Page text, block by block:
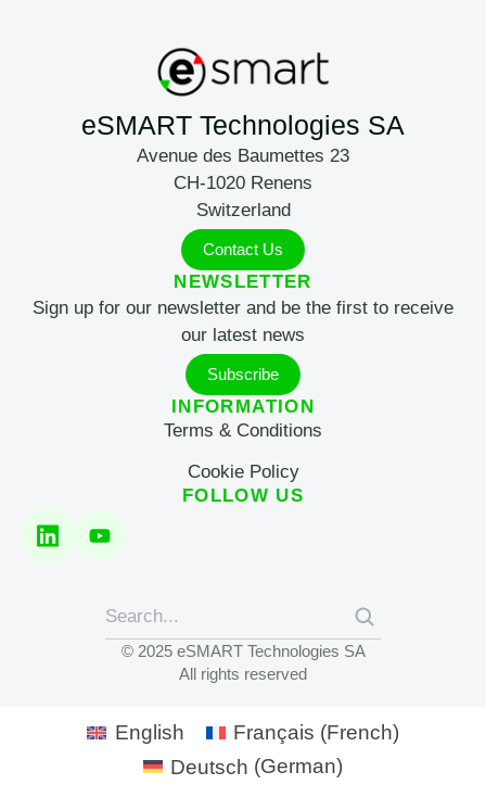
eSMART Technologies SA
Avenue des Baumettes 23
CH-1020 Renens
Switzerland
Contact Us
NEWSLETTER
Sign up for our newsletter and be the first to receive
our latest news
Subscribe
INFORMATION
Terms & Conditions
Cookie Policy
FOLLOW US
© 2025 eSMART Technologies SA
All rights reserved
English Français (French)
Deutsch (German)